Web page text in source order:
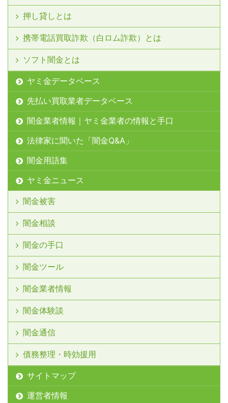
押し貸しとは
携帯電話買取詐欺（白ロム詐欺）とは
ソフト闇金とは
ヤミ金データベース
先払い買取業者データベース
闇金業者情報｜ヤミ金業者の情報と手口
法律家に聞いた「闇金Q&A」
闇金用語集
ヤミ金ニュース
闇金被害
闇金相談
闇金の手口
闇金ツール
闇金業者情報
闇金体験談
闇金通信
債務整理・時効援用
サイトマップ
運営者情報